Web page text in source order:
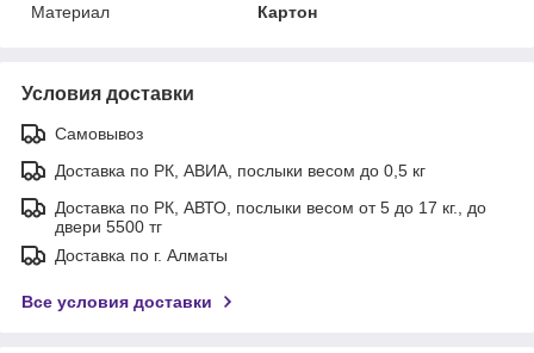
Материал
Картон
Условия доставки
Самовывоз
Доставка по РК, АВИА, послыки весом до 0,5 кг
Доставка по РК, АВТО, послыки весом от 5 до 17 кг., до
двери 5500 тг
Доставка по г. Алматы
Все условия доставки